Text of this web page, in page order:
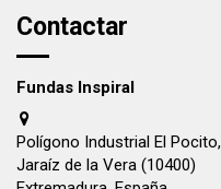
Contactar
Fundas Inspiral
Polígono Industrial El Pocito,
Jaraíz de la Vera (10400)